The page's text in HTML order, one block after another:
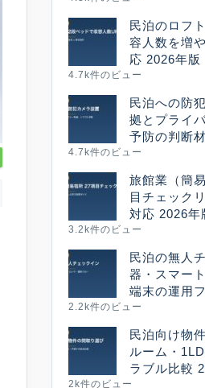
民泊のロフ
容人数を増
応 2026年版
4.7k件のビュー
民泊への防
拠とプライ
予防の判断
4.7k件のビュー
旅館業（簡
目チェック
対応 2026年
3.2k件のビュー
民泊の無人
器・スマー
端末の運用
2.2k件のビュー
民泊向け物
ルーム・
ラブル比較
2k件のビュー